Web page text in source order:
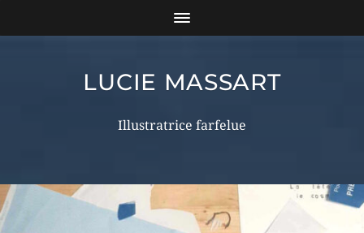
LUCIE MASSART
Illustratrice farfelue